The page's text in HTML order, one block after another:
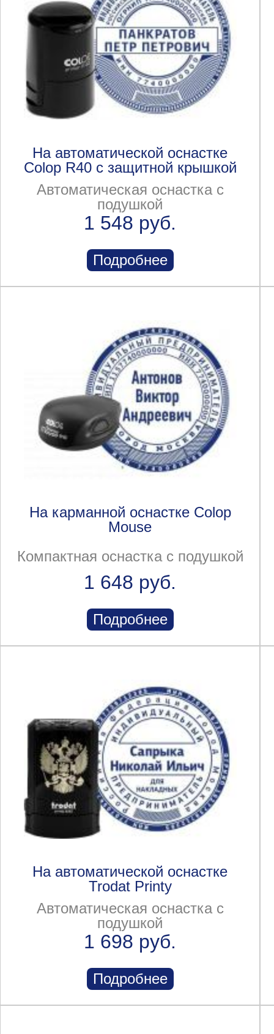
На автоматической оснастке
Colop R40 с защитной крышкой
Автоматическая оснастка с
подушкой
1 548 руб.
Подробнее
На карманной оснастке Colop
Mouse
Компактная оснастка с подушкой
1 648 руб.
Подробнее
На автоматической оснастке
Trodat Printy
Автоматическая оснастка с
подушкой
1 698 руб.
Подробнее